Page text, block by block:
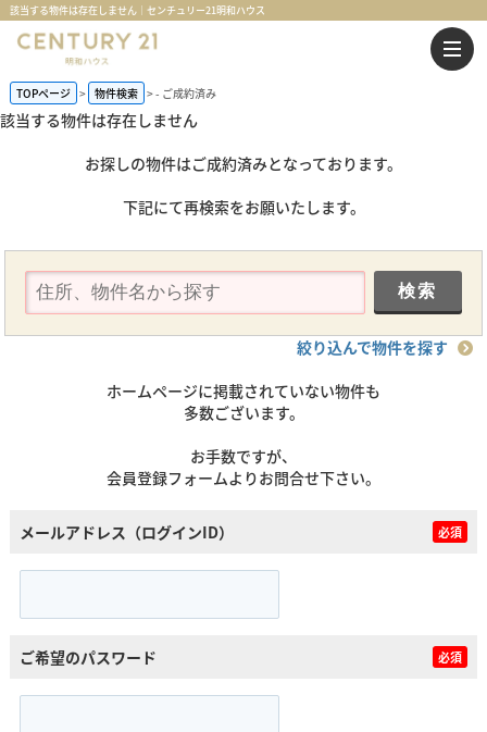
該当する物件は存在しません｜センチュリー21明和ハウス
TOPページ 物件検索 - ご成約済み
該当する物件は存在しません
お探しの物件はご成約済みとなっております。
下記にて再検索をお願いたします。
絞り込んで物件を探す
ホームページに掲載されていない物件も
多数ございます。
お手数ですが、
会員登録フォームよりお問合せ下さい。
メールアドレス（ログインID） 必須
ご希望のパスワード 必須